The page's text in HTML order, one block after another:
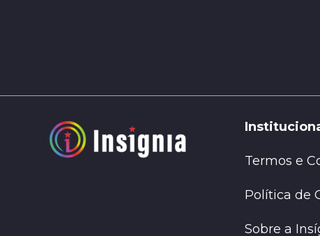
Termos e
Política de
Sobre a